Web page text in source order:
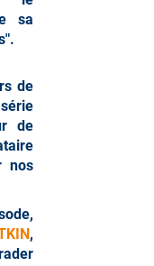
sa
de
de
nos
,